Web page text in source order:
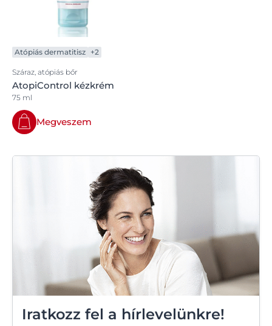
Atópiás dermatitisz +2
Száraz, atópiás bőr
AtopiControl kézkrém
75 ml
Megveszem
Iratkozz fel a hírlevelünkre!